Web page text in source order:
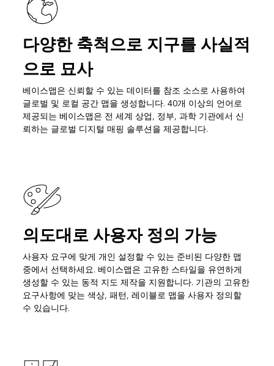
다양한 축척으로 지구를 사실적
으로 묘사
베이스맵은 신뢰할 수 있는 데이터를 참조 소스로 사용하여
글로벌 및 로컬 공간 맵을 생성합니다. 40개 이상의 언어로
제공되는 베이스맵은 전 세계 상업, 정부, 과학 기관에서 신
뢰하는 글로벌 디지털 매핑 솔루션을 제공합니다.
의도대로 사용자 정의 가능
사용자 요구에 맞게 개인 설정할 수 있는 준비된 다양한 맵
중에서 선택하세요. 베이스맵은 고유한 스타일을 유연하게
생성할 수 있는 동적 지도 제작을 지원합니다. 기관의 고유한
요구사항에 맞는 색상, 패턴, 레이블로 맵을 사용자 정의할
수 있습니다.